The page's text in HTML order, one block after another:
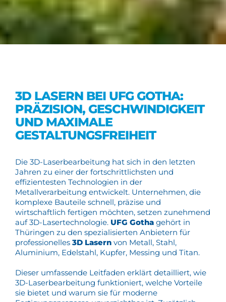
3D LASERN BEI UFG GOTHA:
PRÄZISION, GESCHWINDIGKEIT
UND MAXIMALE
GESTALTUNGSFREIHEIT
Die 3D-Laserbearbeitung hat sich in den letzten
Jahren zu einer der fortschrittlichsten und
effizientesten Technologien in der
Metallverarbeitung entwickelt. Unternehmen, die
komplexe Bauteile schnell, präzise und
wirtschaftlich fertigen möchten, setzen zunehmend
auf 3D-Lasertechnologie. UFG Gotha gehört in
Thüringen zu den spezialisierten Anbietern für
professionelles 3D Lasern von Metall, Stahl,
Aluminium, Edelstahl, Kupfer, Messing und Titan.
Dieser umfassende Leitfaden erklärt detailliert, wie
3D-Laserbearbeitung funktioniert, welche Vorteile
sie bietet und warum sie für moderne